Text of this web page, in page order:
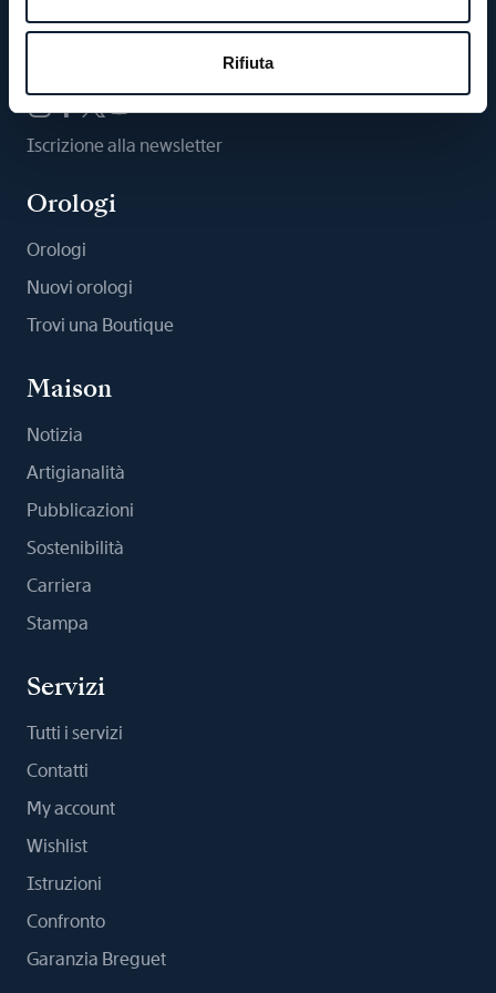
Rifiuta
Iscrizione alla newsletter
Orologi
Orologi
Nuovi orologi
Trovi una Boutique
Maison
Notizia
Artigianalità
Pubblicazioni
Sostenibilità
Carriera
Stampa
Servizi
Tutti i servizi
Contatti
My account
Wishlist
Istruzioni
Confronto
Garanzia Breguet